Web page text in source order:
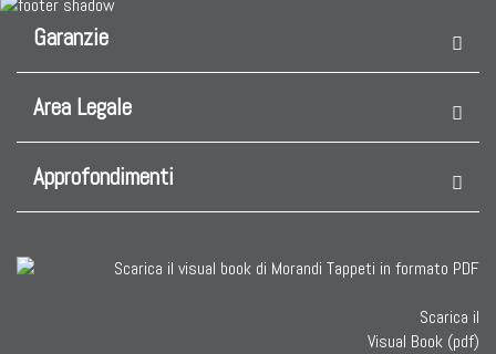
Garanzie
Area Legale
Approfondimenti
Scarica il
Visual Book (pdf)